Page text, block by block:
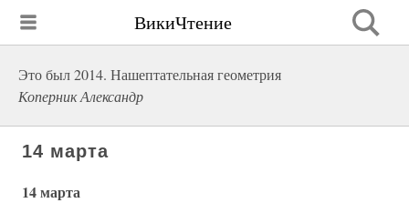
ВикиЧтение
Это был 2014. Нашептательная геометрия
Коперник Александр
14 марта
14 марта